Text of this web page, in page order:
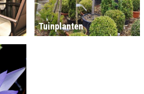
Tuinplanten